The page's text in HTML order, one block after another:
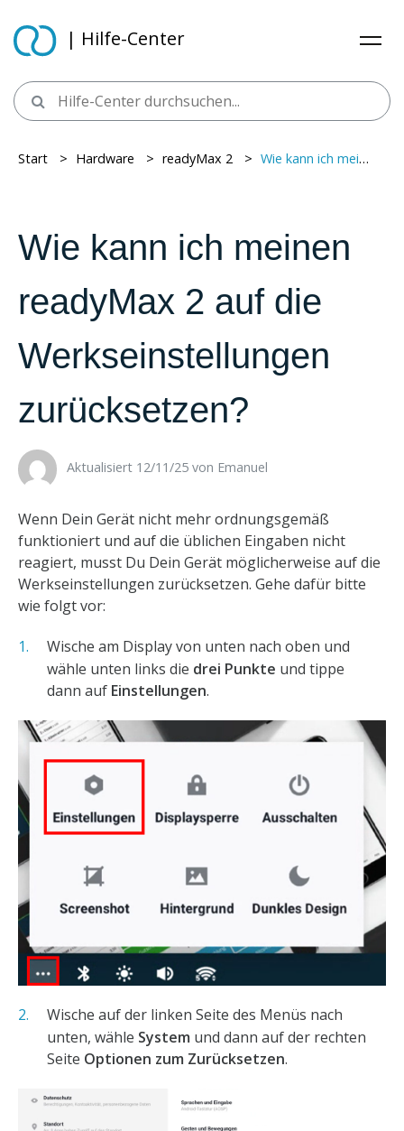
| Hilfe-Center
Start > ​ Hardware > ​ readyMax 2 > ​ Wie kann ich meinen readyMax 2 auf die Werkseinstellungen zurücksetzen?
Wie kann ich meinen
readyMax 2 auf die
Werkseinstellungen
zurücksetzen?
Aktualisiert 12/11/25 ​von Emanuel
Wenn Dein Gerät nicht mehr ordnungsgemäß
funktioniert und auf die üblichen Eingaben nicht
reagiert, musst Du Dein Gerät möglicherweise auf die
Werkseinstellungen zurücksetzen. Gehe dafür bitte
wie folgt vor:
Wische am Display von unten nach oben und
wähle unten links die drei Punkte und tippe
dann auf Einstellungen.
Wische auf der linken Seite des Menüs nach
unten, wähle System und dann auf der rechten
Seite Optionen zum Zurücksetzen.